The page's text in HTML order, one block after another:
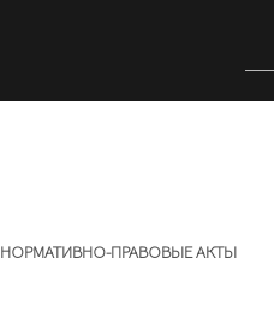
НОРМАТИВНО-ПРАВОВЫЕ АКТЫ